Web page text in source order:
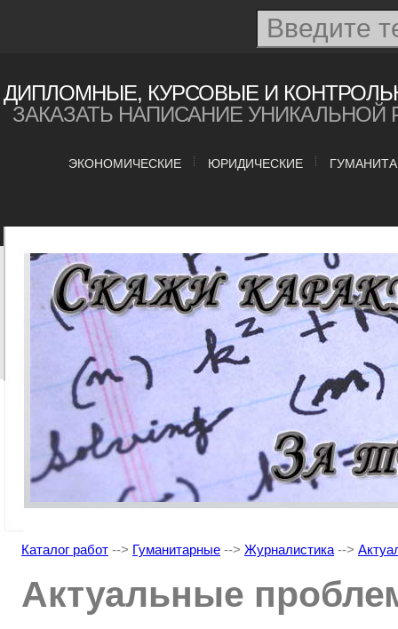
ДИПЛОМНЫЕ, КУРСОВЫЕ И
ЗАКАЗАТЬ НАПИСАНИЕ
ЭКОНОМИЧЕСКИЕ ЮРИДИЧЕСКИЕ
Каталог работ --> Гуманитарные --> Журналистика -->
Актуальные